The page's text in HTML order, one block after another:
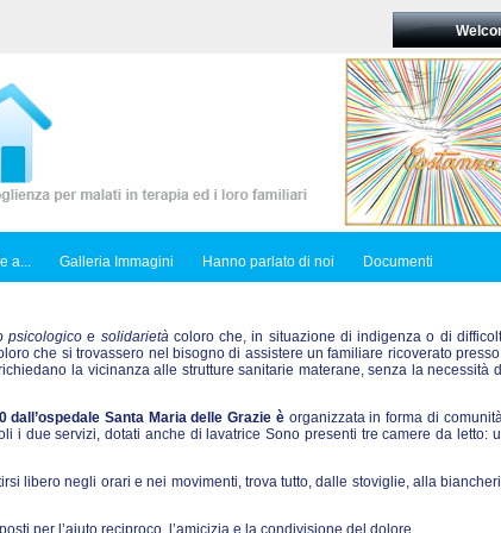
a... Galleria Immagini Hanno parlato di noi Documenti
psicologico e solidarietàcoloro che, in situazione di indigenza o di
che si trovassero nel bisogno di assistere un familiare ricoverato
la vicinanza alle strutture sanitarie materane, senza la necessità
Santa Maria delle Grazie èorganizzata in forma di
i due servizi, dotati anche di lavatrice Sono presenti tre camere da letto:
libero negli orari e nei movimenti, trova tutto, dalle stoviglie, alla
per l’aiuto reciproco, l’amicizia e la condivisione del dolore.